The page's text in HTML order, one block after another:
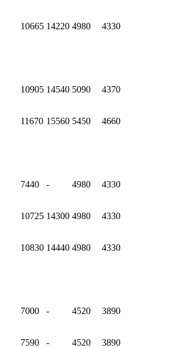
10665 14220 4980 4330
10905 14540 5090 4370
11670 15560 5450 4660
7440 - 4980 4330
10725 14300 4980 4330
10830 14440 4980 4330
7000 - 4520 3890
7590 - 4520 3890